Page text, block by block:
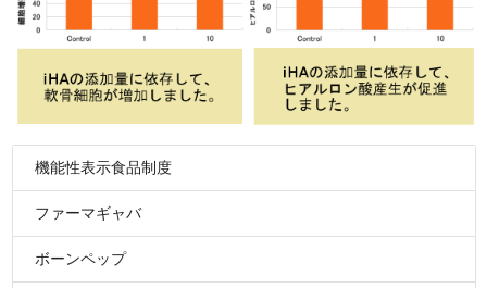
機能性表示食品制度
ファーマギャバ
ボーンペップ